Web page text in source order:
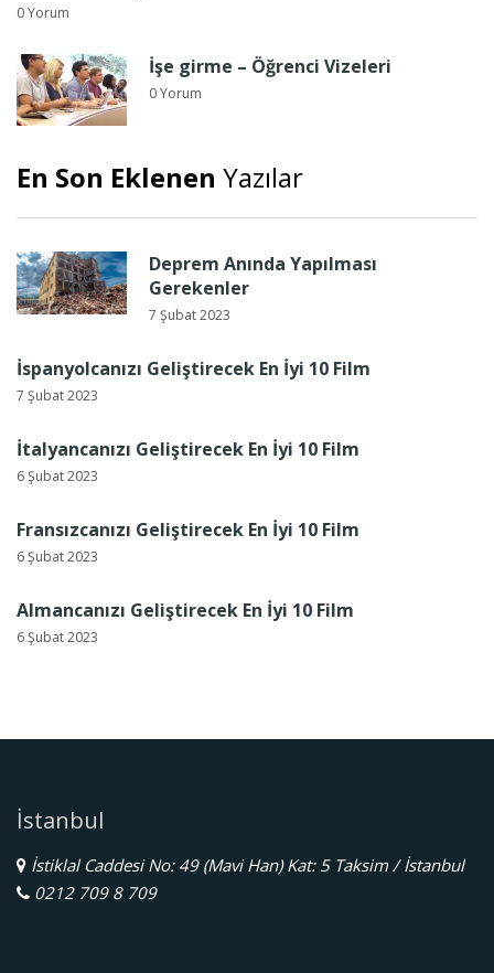
0 Yorum
İşe girme – Öğrenci Vizeleri
0 Yorum
En Son Eklenen Yazılar
Deprem Anında Yapılması
Gerekenler
7 Şubat 2023
İspanyolcanızı Geliştirecek En İyi 10 Film
7 Şubat 2023
İtalyancanızı Geliştirecek En İyi 10 Film
6 Şubat 2023
Fransızcanızı Geliştirecek En İyi 10 Film
6 Şubat 2023
Almancanızı Geliştirecek En İyi 10 Film
6 Şubat 2023
İstanbul
İstiklal Caddesi No: 49 (Mavi Han) Kat: 5 Taksim / İstanbul
0212 709 8 709